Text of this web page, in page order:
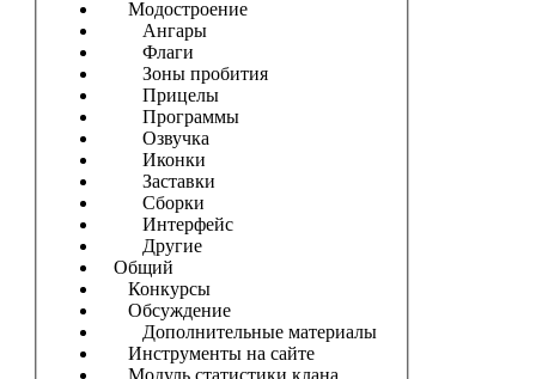
Модостроение
Ангары
Флаги
Зоны пробития
Прицелы
Программы
Озвучка
Иконки
Заставки
Сборки
Интерфейс
Другие
Общий
Конкурсы
Обсуждение
Дополнительные материалы
Инструменты на сайте
Модуль статистики клана